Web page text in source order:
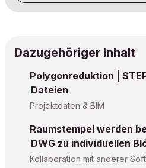
Dazugehöriger Inhalt
Polygonreduktion |
Dateien
Projektdaten & BIM
Raumstempel werden
DWG zu individuellen
Kollaboration mit anderer